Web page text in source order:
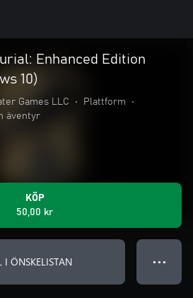
Enhanced Edition
10)
Games LLC • Plattform
•
äventyr
KÖP
50,00 kr
I ÖNSKELISTAN ● ● ●